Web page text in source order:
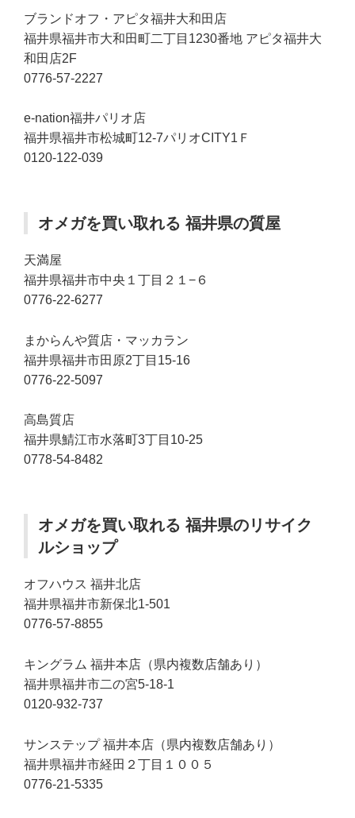
ブランドオフ・アピタ福井大和田店
福井県福井市大和田町二丁目1230番地 アピタ福井大
和田店2F
0776-57-2227
e-nation福井パリオ店
福井県福井市松城町12-7パリオCITY1Ｆ
0120-122-039
オメガを買い取れる 福井県の質屋
天満屋
福井県福井市中央１丁目２１−６
0776-22-6277
まからんや質店・マッカラン
福井県福井市田原2丁目15-16
0776-22-5097
高島質店
福井県鯖江市水落町3丁目10-25
0778-54-8482
オメガを買い取れる 福井県のリサイク
ルショップ
オフハウス 福井北店
福井県福井市新保北1-501
0776-57-8855
キングラム 福井本店（県内複数店舗あり）
福井県福井市二の宮5-18-1
0120-932-737
サンステップ 福井本店（県内複数店舗あり）
福井県福井市経田２丁目１００５
0776-21-5335